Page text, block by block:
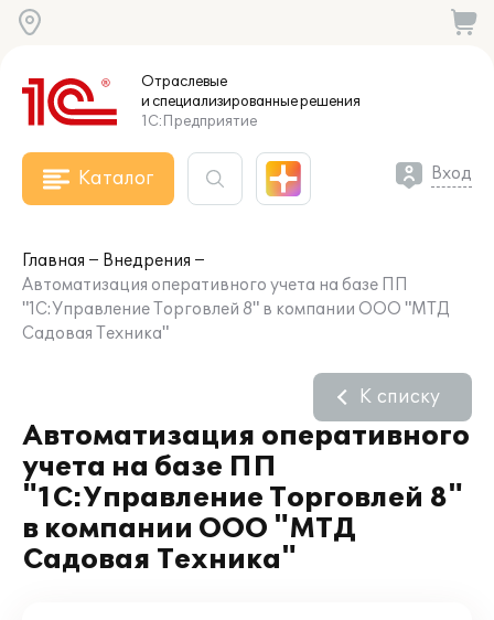
Отраслевые
и специализированныерешения
1С:Предприятие
Каталог Вход
Главная
Внедрения
Автоматизация оперативного учета на базе ПП
"1С:Управление Торговлей 8" в компании ООО "МТД
Садовая Техника"
Автоматизация оперативного
учета на базе ПП
"1С:Управление Торговлей 8"
в компании ООО "МТД
Садовая Техника"
К списку